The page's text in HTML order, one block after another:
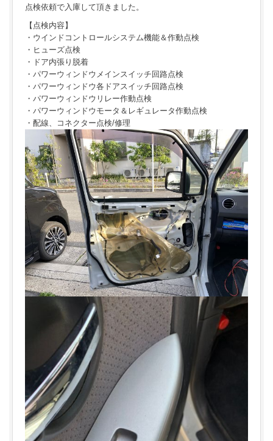
点検依頼で入庫して頂きました。
【点検内容】
・ウインドコントロールシステム機能＆作動点検
・ヒューズ点検
・ドア内張り脱着
・パワーウィンドウメインスイッチ回路点検
・パワーウィンドウ各ドアスイッチ回路点検
・パワーウィンドウリレー作動点検
・パワーウィンドウモータ＆レギュレータ作動点検
・配線、コネクター点検/修理